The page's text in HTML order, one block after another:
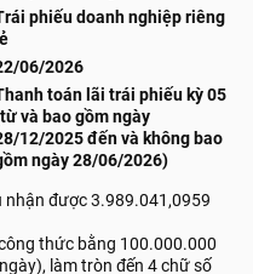
phiếu doanh nghiệp riêng
lẻ
06/2026
toán lãi trái phiếu kỳ 05
và bao gồm ngày
12/2025 đến và không bao
ngày 28/06/2026)
được 3.989.041,0959
thức bằng 100.000.000
làm tròn đến 4 chữ số